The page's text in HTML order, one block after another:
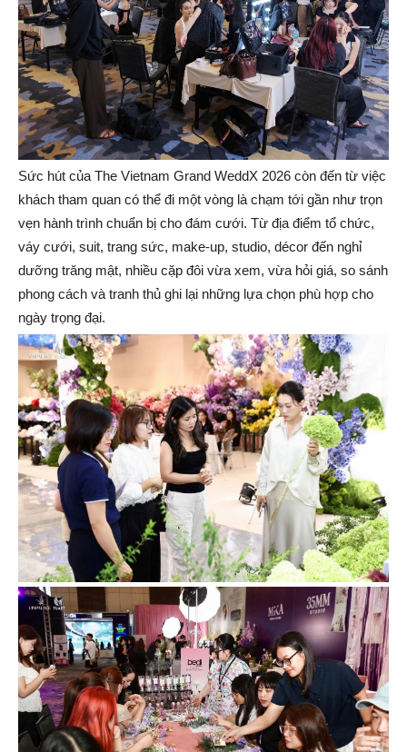
Sức hút của The Vietnam Grand WeddX 2026 còn đến từ việc
khách tham quan có thể đi một vòng là chạm tới gần như trọn
vẹn hành trình chuẩn bị cho đám cưới. Từ địa điểm tổ chức,
váy cưới, suit, trang sức, make-up, studio, décor đến nghỉ
dưỡng trăng mật, nhiều cặp đôi vừa xem, vừa hỏi giá, so sánh
phong cách và tranh thủ ghi lại những lựa chọn phù hợp cho
ngày trọng đại.